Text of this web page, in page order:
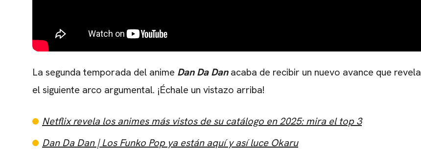
La segunda temporada del anime Dan Da Dan acaba de recibir un nuevo avance que revela
el siguiente arco argumental. ¡Échale un vistazo arriba!
Netflix revela los animes más vistos de su catálogo en 2025: mira el top 3
Dan Da Dan | Los Funko Pop ya están aquí y así luce Okaru